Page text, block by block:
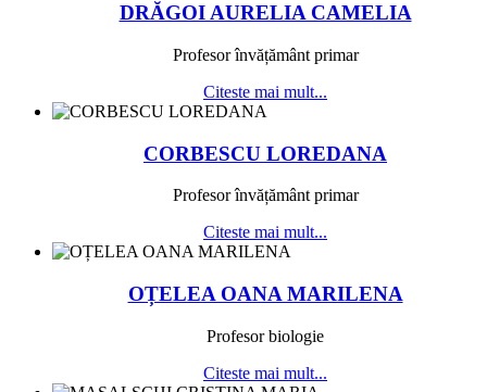
DRĂGOI AURELIA CAMELIA
Profesor învățământ primar
Citeste mai mult...
CORBESCU LOREDANA
Profesor învățământ primar
Citeste mai mult...
OȚELEA OANA MARILENA
Profesor biologie
Citeste mai mult...